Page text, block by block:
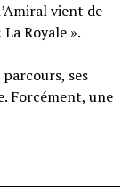
vient de
Royale ».
ses
Forcément, une